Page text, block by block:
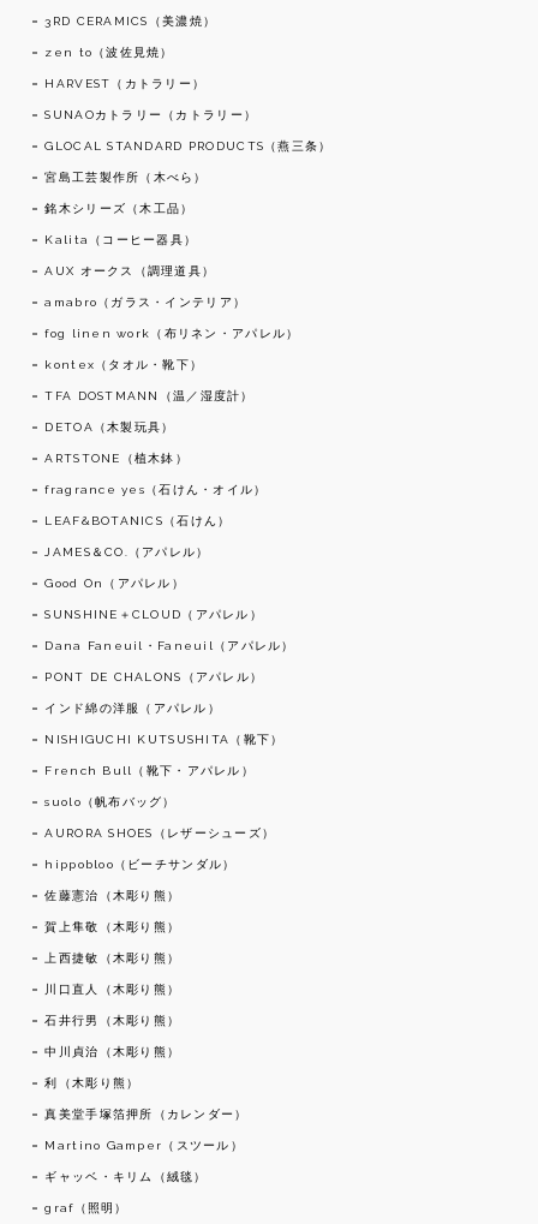
3RD CERAMICS（美濃焼）
zen to（波佐見焼）
HARVEST（カトラリー）
SUNAOカトラリー（カトラリー）
GLOCAL STANDARD PRODUCTS（燕三条）
宮島工芸製作所（木べら）
銘木シリーズ（木工品）
Kalita（コーヒー器具）
AUX オークス（調理道具）
amabro（ガラス・インテリア）
fog linen work（布リネン・アパレル）
kontex（タオル・靴下）
TFA DOSTMANN（温／湿度計）
DETOA（木製玩具）
ARTSTONE（植木鉢）
fragrance yes（石けん・オイル）
LEAF&BOTANICS（石けん）
JAMES＆CO.（アパレル）
Good On（アパレル）
SUNSHINE＋CLOUD（アパレル）
Dana Faneuil・Faneuil（アパレル）
PONT DE CHALONS（アパレル）
インド綿の洋服（アパレル）
NISHIGUCHI KUTSUSHITA（靴下）
French Bull（靴下・アパレル）
suolo（帆布バッグ）
AURORA SHOES（レザーシューズ）
hippobloo（ビーチサンダル）
佐藤憲治（木彫り熊）
賀上隼敬（木彫り熊）
上西捷敏（木彫り熊）
川口直人（木彫り熊）
石井行男（木彫り熊）
中川貞治（木彫り熊）
利（木彫り熊）
真美堂手塚箔押所（カレンダー）
Martino Gamper（スツール）
ギャッベ・キリム（絨毯）
graf（照明）